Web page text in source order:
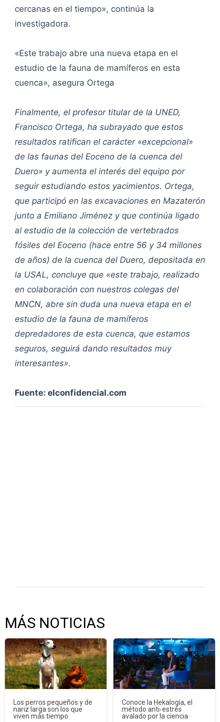
cercanas en el tiempo», continúa la
investigadora.
«Este trabajo abre una nueva etapa en el
estudio de la fauna de mamíferos en esta
cuenca», asegura Ortega
Finalmente, el profesor titular de la UNED,
Francisco Ortega, ha subrayado que estos
resultados ratifican el carácter «excepcional»
de las faunas del Eoceno de la cuenca del
Duero» y aumenta el interés del equipo por
seguir estudiando estos yacimientos. Ortega,
que participó en las excavaciones en Mazaterón
junto a Emiliano Jiménez y que continúa ligado
al estudio de la colección de vertebrados
fósiles del Eoceno (hace entre 56 y 34 millones
de años) de la cuenca del Duero, depositada en
la USAL, concluye que «este trabajo, realizado
en colaboración con nuestros colegas del
MNCN, abre sin duda una nueva etapa en el
estudio de la fauna de mamíferos
depredadores de esta cuenca, que estamos
seguros, seguirá dando resultados muy
interesantes».
Fuente: elconfidencial.com
MÁS NOTICIAS
Los perros pequeños y de
nariz larga son los que
viven más tiempo
Conoce la Hekalogía, el
método anti‑estrés
avalado por la ciencia